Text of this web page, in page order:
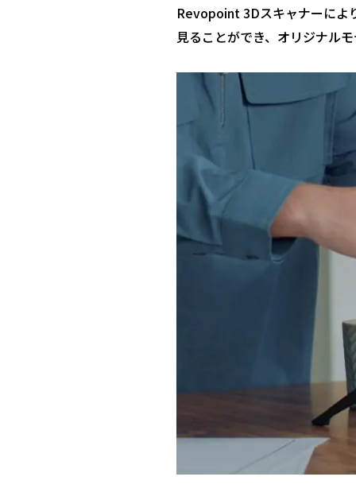
Revopoint 3Dスキャナーによ
見ることができ、オリジナル